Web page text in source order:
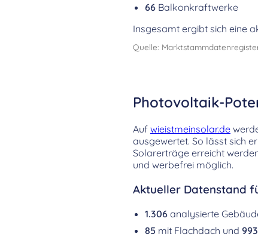
66 Balkonkraftwerke
Insgesamt ergibt sich eine
Quelle:
Photovoltaik-
Auf wieistmeinsolar.de
ausgewertet. So lässt sich
Solarerträge erreicht
und werbefrei möglich.
Aktueller Datenstand
1.306 analysierte
85 mit Flachdach und 993